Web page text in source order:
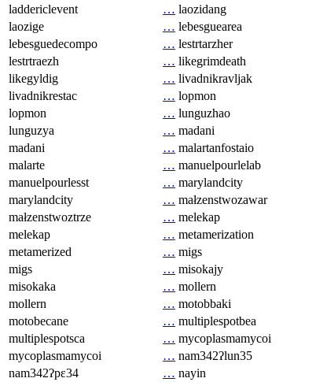
laddericlevent
… laozidang
laozige
… lebesguearea
lebesguedecompo
… lestrtarzher
lestrtraezh
… likegrimdeath
likegyldig
… livadnikravljak
livadnikrestac
… lopmon
lopmon
… lunguzhao
lunguzya
… madani
madani
… malartanfostaio
malarte
… manuelpourlelab
manuelpourlesst
… marylandcity
marylandcity
… małzenstwozawar
małzenstwoztrze
… melekap
melekap
… metamerization
metamerized
… migs
migs
… misokajy
misokaka
… mollern
mollern
… motobbaki
motobecane
… multiplespotbea
multiplespotsca
… mycoplasmamycoi
mycoplasmamycoi
… nam342ʔlun35
nam342ʔpɛ34
… nayin